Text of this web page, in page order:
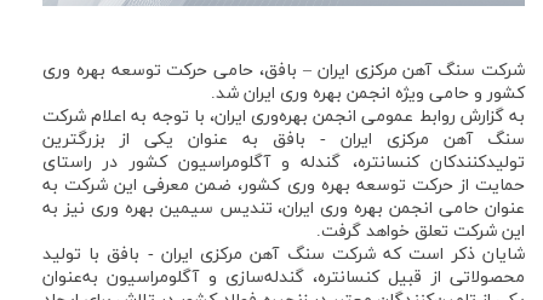
شركت سنگ آهن مرکزی ایران – بافق، حامی حركت توسعه بهره وری
كشور و حامی ویژه انجمن بهره وری ایران شد.
به گزارش روابط عمومی انجمن بهره‌وری ایران، با توجه به اعلام شركت
سنگ آهن مرکزی ایران - بافق به عنوان یکی از بزرگترین
تولیدکنندکان کنسانتره، گندله و آگلومراسیون کشور در راستای
حمایت از حركت توسعه بهره وری کشور، ضمن معرفی این شركت به
عنوان حامی انجمن بهره وری ایران، تندیس سیمین بهره وری نیز به
این شرکت تعلق خواهد گرفت.
شایان ذكر است كه شركت سنگ آهن مرکزی ایران - بافق با تولید
محصولاتی از قبیل کنسانتره، گندله‌سازی و آگلومراسیون به‌عنوان